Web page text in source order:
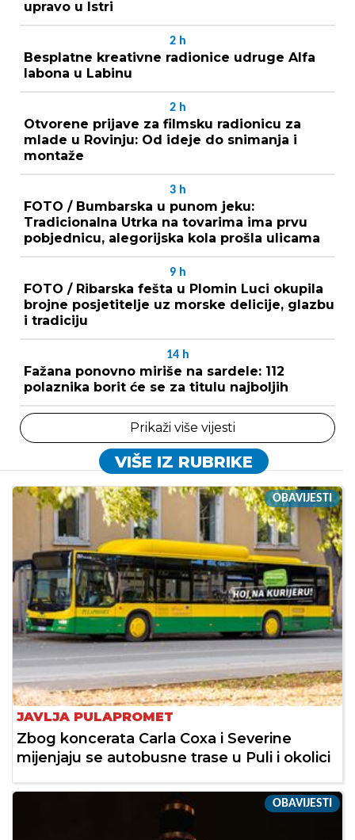
upravo u Istri
2 h
Besplatne kreativne radionice udruge Alfa
labona u Labinu
2 h
Otvorene prijave za filmsku radionicu za
mlade u Rovinju: Od ideje do snimanja i
montaže
3 h
FOTO / Bumbarska u punom jeku:
Tradicionalna Utrka na tovarima ima prvu
pobjednicu, alegorijska kola prošla ulicama
9 h
FOTO / Ribarska fešta u Plomin Luci okupila
brojne posjetitelje uz morske delicije, glazbu
i tradiciju
14 h
Fažana ponovno miriše na sardele: 112
polaznika borit će se za titulu najboljih
Prikaži više vijesti
VIŠE IZ RUBRIKE
OBAVIJESTI
JAVLJA PULAPROMET
Zbog koncerata Carla Coxa i Severine
mijenjaju se autobusne trase u Puli i okolici
OBAVIJESTI